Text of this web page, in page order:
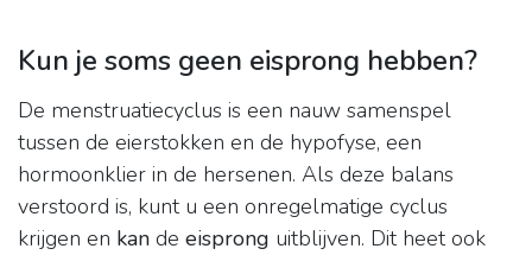
Kun je soms geen eisprong hebben?
De menstruatiecyclus is een nauw samenspel
tussen de eierstokken en de hypofyse, een
hormoonklier in de hersenen. Als deze balans
verstoord is, kunt u een onregelmatige cyclus
krijgen en kan de eisprong uitblijven. Dit heet ook